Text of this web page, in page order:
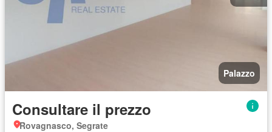
Palazzo
Consultare il prezzo
Rovagnasco, Segrate